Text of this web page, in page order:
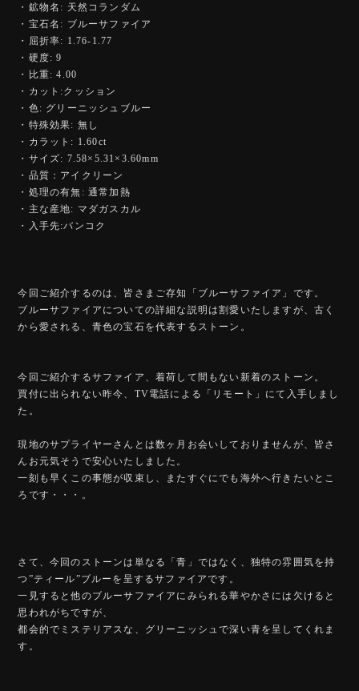
・鉱物名: 天然コランダム
・宝石名: ブルーサファイア
・屈折率: 1.76-1.77
・硬度: 9
・比重: 4.00
・カット:クッション
・色: グリーニッシュブルー
・特殊効果: 無し
・カラット: 1.60ct
・サイズ: 7.58×5.31×3.60mm
・品質：アイクリーン
・処理の有無: 通常加熱
・主な産地: マダガスカル
・入手先:バンコク
今回ご紹介するのは、皆さまご存知「ブルーサファイア」です。
ブルーサファイアについての詳細な説明は割愛いたしますが、古く
から愛される、青色の宝石を代表するストーン。
今回ご紹介するサファイア、着荷して間もない新着のストーン。
買付に出られない昨今、TV電話による「リモート」にて入手しまし
た。
現地のサプライヤーさんとは数ヶ月お会いしておりませんが、皆さ
んお元気そうで安心いたしました。
一刻も早くこの事態が収束し、またすぐにでも海外へ行きたいとこ
ろです・・・。
さて、今回のストーンは単なる「青」ではなく、独特の雰囲気を持
つ”ティール”ブルーを呈するサファイアです。
一見すると他のブルーサファイアにみられる華やかさには欠けると
思われがちですが、
都会的でミステリアスな、グリーニッシュで深い青を呈してくれま
す。